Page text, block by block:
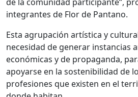
integrantes de Flor de Pantano.
Esta agrupación artística y
necesidad de generar instancias
económicas y de propaganda,
apoyarse en la sostenibilidad de
profesiones que existen en el